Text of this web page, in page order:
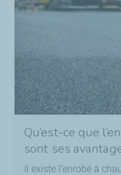
Qu’est-ce que
sont ses
Il existe l’enrobé à